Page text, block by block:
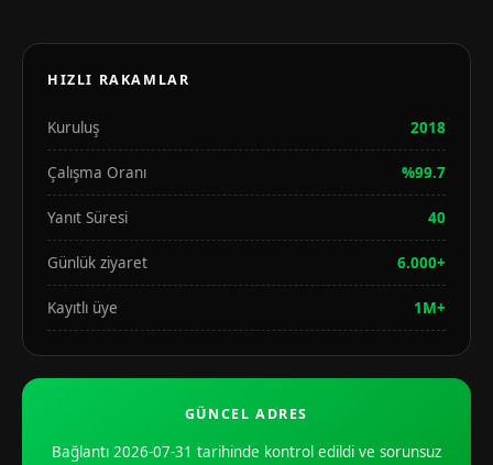
HIZLI RAKAMLAR
Kuruluş 2018
Çalışma Oranı %99.7
Yanıt Süresi 40
Günlük ziyaret 6.000+
Kayıtlı üye 1M+
GÜNCEL ADRES
Bağlantı 2026-07-31 tarihinde kontrol edildi ve sorunsuz